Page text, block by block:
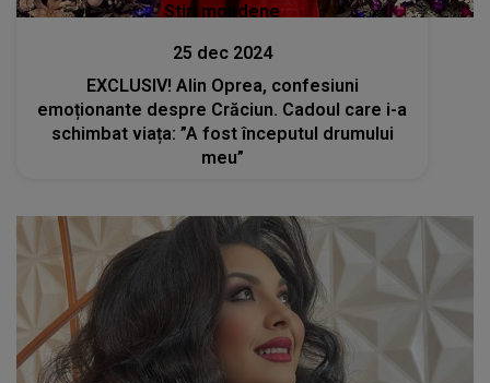
Stiri mondene
25 dec 2024
EXCLUSIV! Alin Oprea, confesiuni
emoționante despre Crăciun. Cadoul care i-a
schimbat viața: ”A fost începutul drumului
meu”